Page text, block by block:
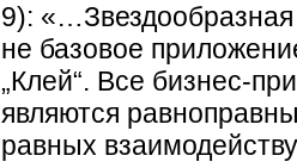
9): «…Звездообразная
не базовое
„Клей“. Все бизнес-
являются
равных